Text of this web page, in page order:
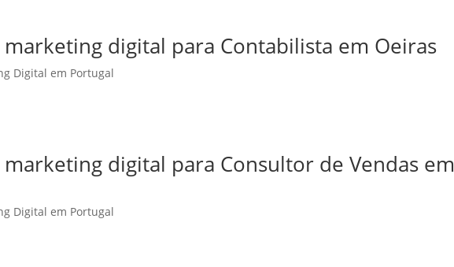
marketing digital para Contabilista em Oeiras
Digital em Portugal
marketing digital para Consultor de Vendas em
Digital em Portugal